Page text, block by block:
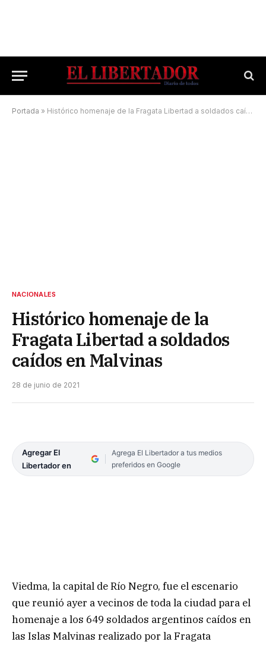
Portada » Histórico homenaje de la Fragata Libertad a soldados caídos en Malvinas
NACIONALES
Histórico homenaje de la
Fragata Libertad a soldados
caídos en Malvinas
28 de junio de 2021
Agregar El
Libertador en
Agrega El Libertador a tus medios
preferidos en Google
Viedma, la capital de Río Negro, fue el escenario
que reunió ayer a vecinos de toda la ciudad para el
homenaje a los 649 soldados argentinos caídos en
las Islas Malvinas realizado por la Fragata